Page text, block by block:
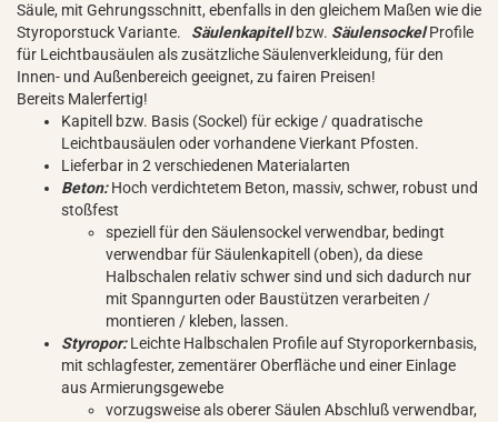
Säule, mit Gehrungsschnitt, ebenfalls in den gleichem Maßen wie die
Styroporstuck Variante. Säulenkapitellbzw. SäulensockelProfile
für Leichtbausäulen als zusätzliche Säulenverkleidung, für den
Innen- und Außenbereich geeignet, zu fairen Preisen!
Bereits Malerfertig!
Kapitell bzw. Basis (Sockel) für eckige / quadratische
Leichtbausäulen oder vorhandene Vierkant Pfosten.
Lieferbar in 2 verschiedenen Materialarten
Beton:Hoch verdichtetem Beton, massiv, schwer, robust und
stoßfest
speziell für den Säulensockel verwendbar, bedingt
verwendbar für Säulenkapitell (oben), da diese
Halbschalen relativ schwer sind und sich dadurch nur
mit Spanngurten oder Baustützen verarbeiten /
montieren / kleben, lassen.
Styropor:Leichte Halbschalen Profile auf Styroporkernbasis,
mit schlagfester, zementärer Oberfläche und einer Einlage
aus Armierungsgewebe
vorzugsweise als oberer Säulen Abschluß verwendbar,